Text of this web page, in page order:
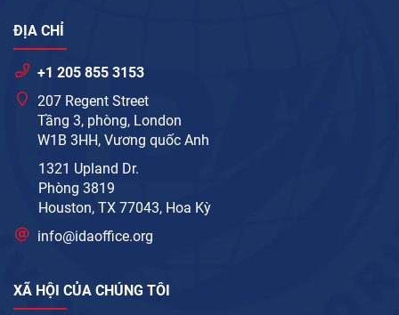
ĐỊA CHỈ
+1 205 855 3153
207 Regent Street
Tầng 3, phòng, London
W1B 3HH, Vương quốc Anh
1321 Upland Dr.
Phòng 3819
Houston, TX 77043, Hoa Kỳ
info@idaoffice.org
XÃ HỘI CỦA CHÚNG TÔI